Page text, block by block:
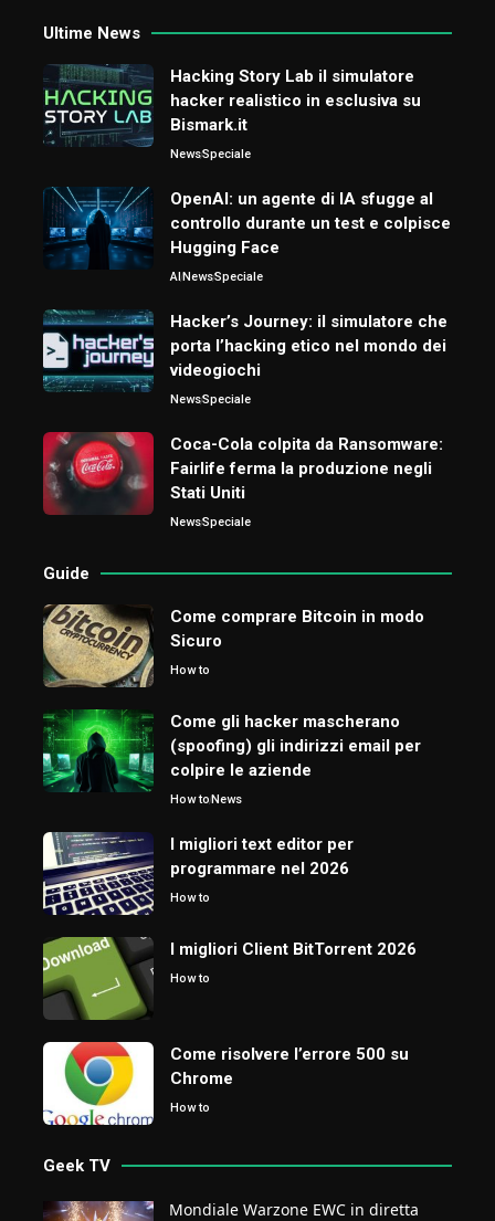
Ultime News
Hacking Story Lab il simulatore
hacker realistico in esclusiva su
Bismark.it
NewsSpeciale
OpenAI: un agente di IA sfugge al
controllo durante un test e colpisce
Hugging Face
AINewsSpeciale
Hacker’s Journey: il simulatore che
porta l’hacking etico nel mondo dei
videogiochi
NewsSpeciale
Coca-Cola colpita da Ransomware:
Fairlife ferma la produzione negli
Stati Uniti
NewsSpeciale
Guide
Come comprare Bitcoin in modo
Sicuro
How to
Come gli hacker mascherano
(spoofing) gli indirizzi email per
colpire le aziende
How toNews
I migliori text editor per
programmare nel 2026
How to
I migliori Client BitTorrent 2026
How to
Come risolvere l’errore 500 su
Chrome
How to
Geek TV
Mondiale Warzone EWC in diretta